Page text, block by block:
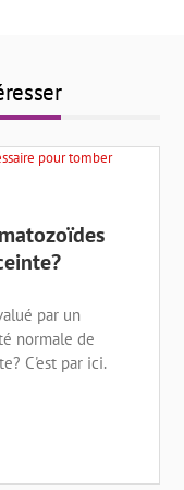
par un
normale de
C'est par ici.